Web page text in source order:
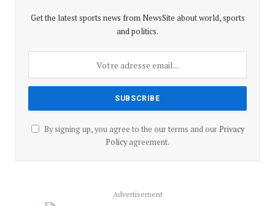
Get the latest sports news from NewsSite about world, sports
and politics.
By signing up, you agree to the our terms and our Privacy
Policyagreement.
Advertisement